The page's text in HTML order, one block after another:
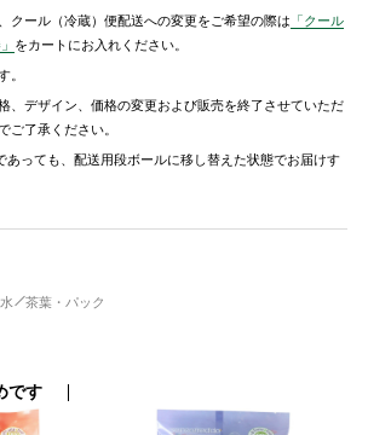
クール（冷蔵）便配送への変更をご希望の際は 「クール
をカートにお入れください。
。
、デザイン、価格の変更および販売を終了させていただ
ご了承ください。
あっても、配送用段ボールに移し替えた状態でお届けす
茶葉・パック
です